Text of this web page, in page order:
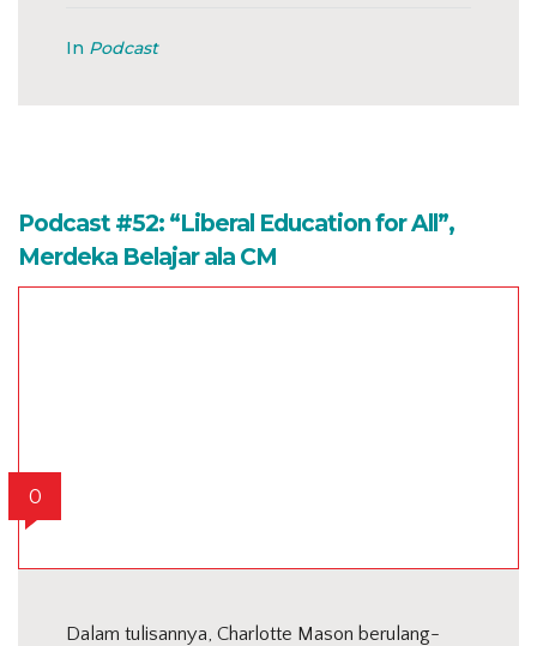
In Podcast
Podcast #52: “Liberal Education for All”,
Merdeka Belajar ala CM
0
Dalam tulisannya, Charlotte Mason berulang-